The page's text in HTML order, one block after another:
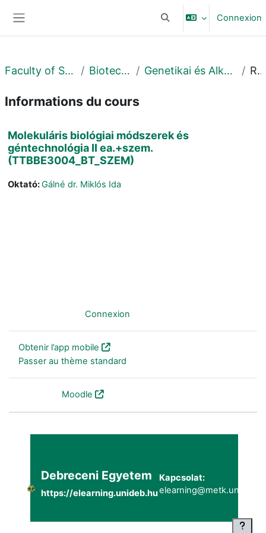
Activer/désactiver la
Connexion
Faculty of Science and Technology Biotechnológiai Intézet Genetikai és Alkalmazott Mikrobiológiai Tanszék Résumé
Informations du cours
Molekuláris biológiai módszerek és
géntechnológia II ea.+szem.
(TTBBE3004_BT_SZEM)
Oktató:Gálné dr. Miklós Ida
Connexion
Obtenir l’app mobile
Passer au thème standard
Moodle
Debreceni Egyetem
https://elearning.unideb.hu
Kapcsolat: